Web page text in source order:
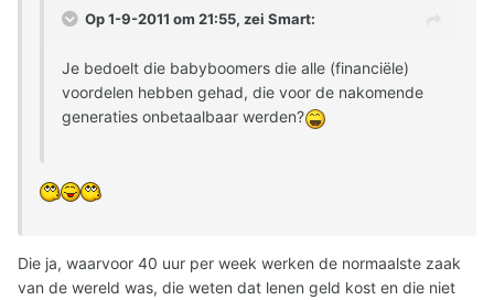
Op 1-9-2011 om 21:55, zei Smart:
Je bedoelt die babyboomers die alle (financiële)
voordelen hebben gehad, die voor de nakomende
generaties onbetaalbaar werden?
Die ja, waarvoor 40 uur per week werken de normaalste zaak
van de wereld was, die weten dat lenen geld kost en die niet